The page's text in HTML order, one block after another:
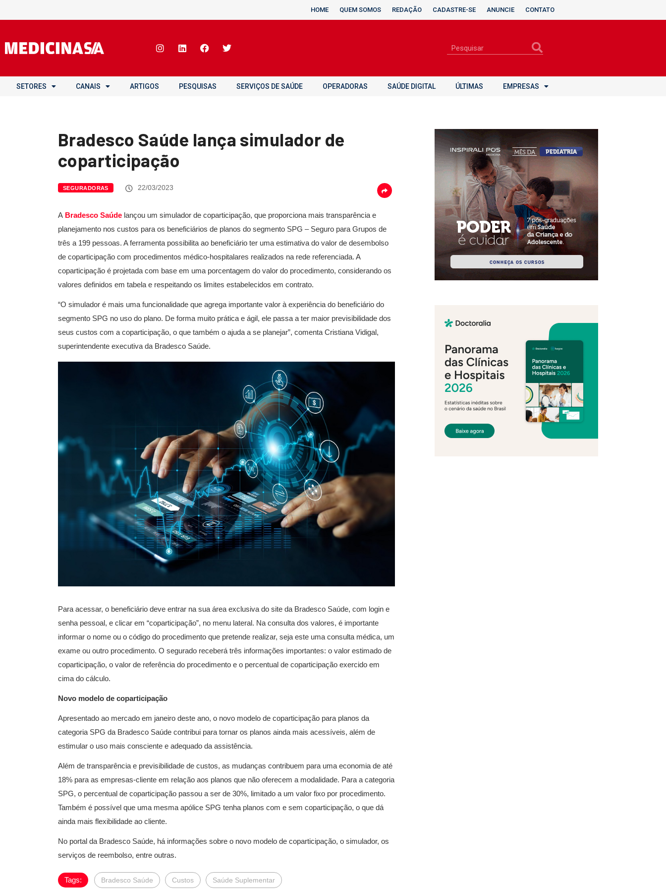
HOME QUEM SOMOS REDAÇÃO CADASTRE-SE ANUNCIE CONTATO
SETORES CANAIS ARTIGOS PESQUISAS SERVIÇOS DE SAÚDE OPERADORAS SAÚDE DIGITAL ÚLTIMAS EMPRESAS
Bradesco Saúde lança simulador de
coparticipação
SEGURADORAS 22/03/2023
A Bradesco Saúde lançou um simulador de coparticipação, que proporciona mais transparência e
planejamento nos custos para os beneficiários de planos do segmento SPG – Seguro para Grupos de
três a 199 pessoas. A ferramenta possibilita ao beneficiário ter uma estimativa do valor de desembolso
de coparticipação com procedimentos médico-hospitalares realizados na rede referenciada. A
coparticipação é projetada com base em uma porcentagem do valor do procedimento, considerando os
valores definidos em tabela e respeitando os limites estabelecidos em contrato.
“O simulador é mais uma funcionalidade que agrega importante valor à experiência do beneficiário do
segmento SPG no uso do plano. De forma muito prática e ágil, ele passa a ter maior previsibilidade dos
seus custos com a coparticipação, o que também o ajuda a se planejar”, comenta Cristiana Vidigal,
superintendente executiva da Bradesco Saúde.
Para acessar, o beneficiário deve entrar na sua área exclusiva do site da Bradesco Saúde, com login e
senha pessoal, e clicar em “coparticipação”, no menu lateral. Na consulta dos valores, é importante
informar o nome ou o código do procedimento que pretende realizar, seja este uma consulta médica, um
exame ou outro procedimento. O segurado receberá três informações importantes: o valor estimado de
coparticipação, o valor de referência do procedimento e o percentual de coparticipação exercido em
cima do cálculo.
Novo modelo de coparticipação
Apresentado ao mercado em janeiro deste ano, o novo modelo de coparticipação para planos da
categoria SPG da Bradesco Saúde contribui para tornar os planos ainda mais acessíveis, além de
estimular o uso mais consciente e adequado da assistência.
Além de transparência e previsibilidade de custos, as mudanças contribuem para uma economia de até
18% para as empresas-cliente em relação aos planos que não oferecem a modalidade. Para a categoria
SPG, o percentual de coparticipação passou a ser de 30%, limitado a um valor fixo por procedimento.
Também é possível que uma mesma apólice SPG tenha planos com e sem coparticipação, o que dá
ainda mais flexibilidade ao cliente.
No portal da Bradesco Saúde, há informações sobre o novo modelo de coparticipação, o simulador, os
serviços de reembolso, entre outras.
Tags: Bradesco Saúde Custos Saúde Suplementar